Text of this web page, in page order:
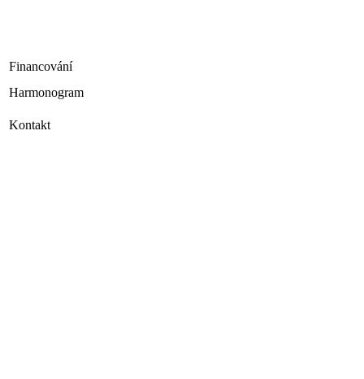
Financování
Harmonogram
Kontakt